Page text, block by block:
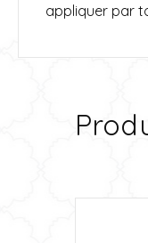
appliquer par